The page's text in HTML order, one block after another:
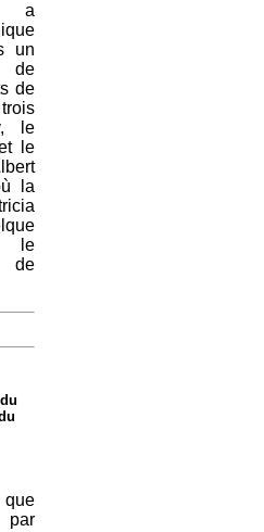
a
un
de
de
le
le
la
le
de
par